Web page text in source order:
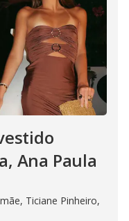
Ana Paula
Ticiane Pinheiro,